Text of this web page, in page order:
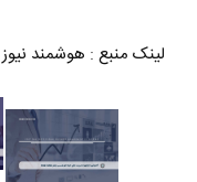
لینک منبع : هوشمند نیوز